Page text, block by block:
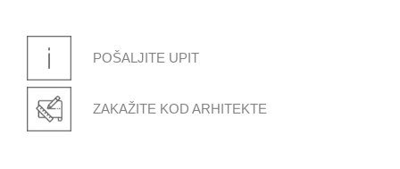
GRADAČAC
Ormanica bb - Gradačac
POŠALJITE UPIT
ZAKAŽITE KOD ARHITEKTE